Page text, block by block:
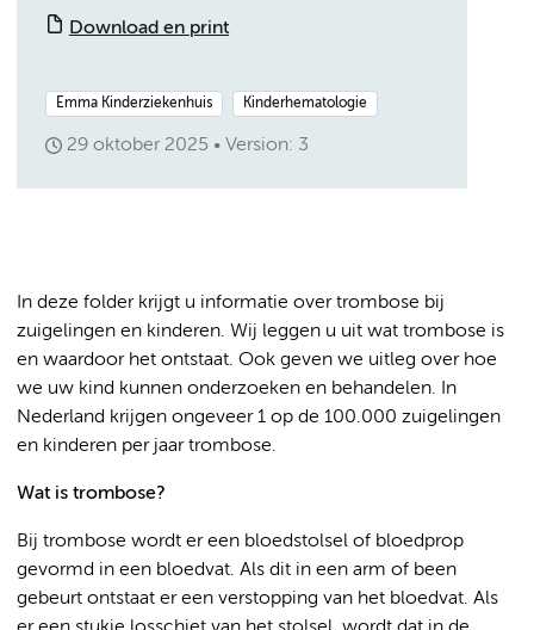
Download en print
Emma Kinderziekenhuis Kinderhematologie
29 oktober 2025 Version: 3
In deze folder krijgt u informatie over trombose bij
zuigelingen en kinderen. Wij leggen u uit wat trombose is
en waardoor het ontstaat. Ook geven we uitleg over hoe
we uw kind kunnen onderzoeken en behandelen. In
Nederland krijgen ongeveer 1 op de 100.000 zuigelingen
en kinderen per jaar trombose.
Wat is trombose?
Bij trombose wordt er een bloedstolsel of bloedprop
gevormd in een bloedvat. Als dit in een arm of been
gebeurt ontstaat er een verstopping van het bloedvat. Als